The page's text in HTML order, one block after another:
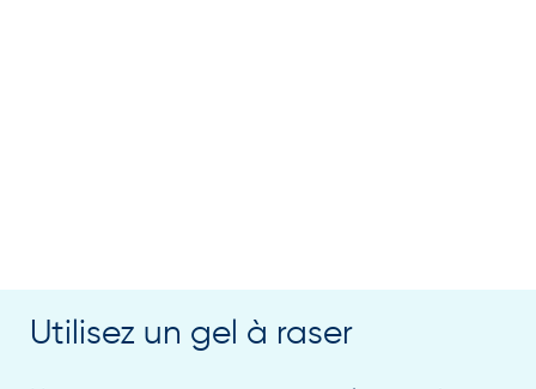
Utilisez un gel à raser